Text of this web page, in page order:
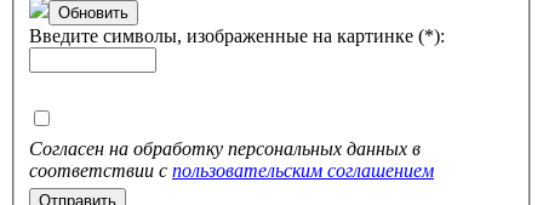
Обновить
Введите символы, изображенные на картинке (*):
Согласен на обработку персональных данных в
соответствии с пользовательским соглашением